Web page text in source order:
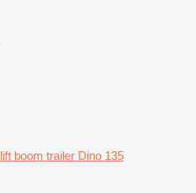
lift boom trailer Dino 135